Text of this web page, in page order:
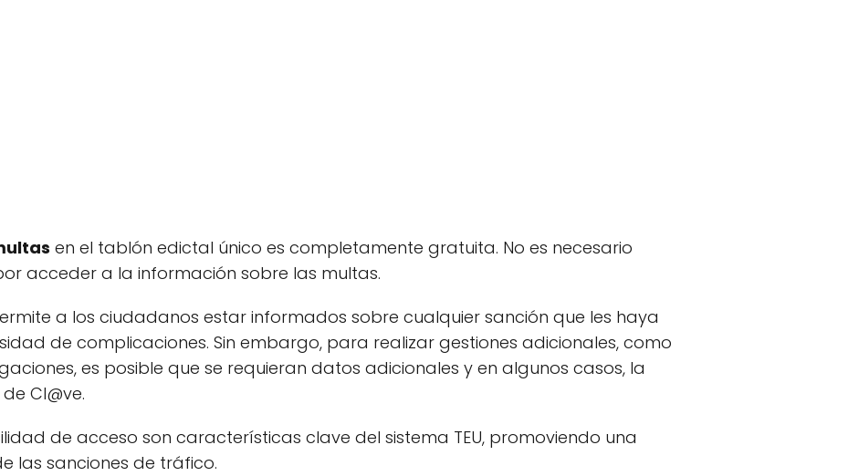
en el tablón edictal único es completamente gratuita. No es necesario
acceder a la información sobre las multas.
a los ciudadanos estar informados sobre cualquier sanción que les haya
de complicaciones. Sin embargo, para realizar gestiones adicionales, como
es posible que se requieran datos adicionales y en algunos casos, la
Cl@ve.
de acceso son características clave del sistema TEU, promoviendo una
las sanciones de tráfico.